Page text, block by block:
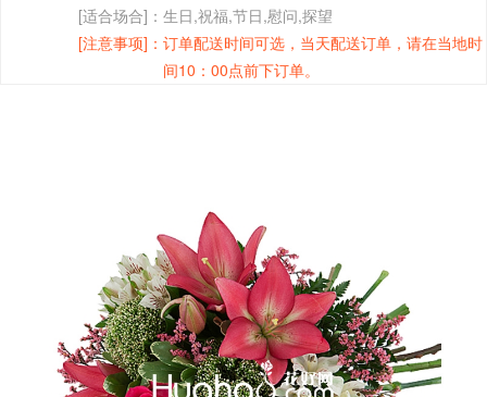
[适合场合]： 生日,祝福,节日,慰问,探望
[注意事项]： 订单配送时间可选，当天配送订单，请在当地时
间10：00点前下订单。